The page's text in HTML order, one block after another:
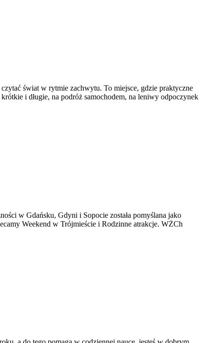
świat w rytmie zachwytu. To miejsce, gdzie praktyczne
i długie, na podróż samochodem, na leniwy odpoczynek
w Gdańsku, Gdyni i Sopocie została pomyślana jako
Weekend w Trójmieście i Rodzinne atrakcje. WŻCh